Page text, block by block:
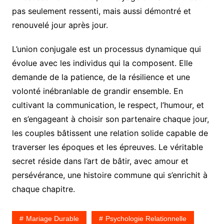
pas seulement ressenti, mais aussi démontré et
renouvelé jour après jour.
L’union conjugale est un processus dynamique qui
évolue avec les individus qui la composent. Elle
demande de la patience, de la résilience et une
volonté inébranlable de grandir ensemble. En
cultivant la communication, le respect, l’humour, et
en s’engageant à choisir son partenaire chaque jour,
les couples bâtissent une relation solide capable de
traverser les époques et les épreuves. Le véritable
secret réside dans l’art de bâtir, avec amour et
persévérance, une histoire commune qui s’enrichit à
chaque chapitre.
Mariage Durable Psychologie Relationnelle